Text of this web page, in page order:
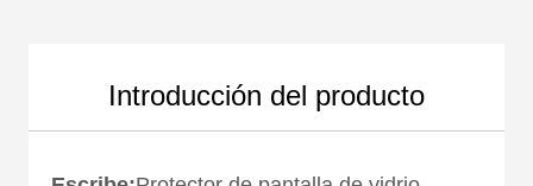
Introducción del producto